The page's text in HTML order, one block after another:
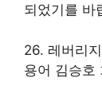
되었기를 바
26. 레버리
용어 김승호